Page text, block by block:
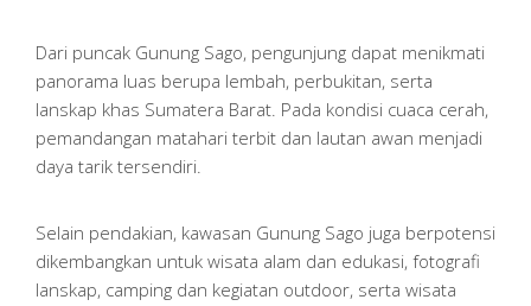
Dari puncak Gunung Sago, pengunjung dapat menikmati
panorama luas berupa lembah, perbukitan, serta
lanskap khas Sumatera Barat. Pada kondisi cuaca cerah,
pemandangan matahari terbit dan lautan awan menjadi
daya tarik tersendiri.
Selain pendakian, kawasan Gunung Sago juga berpotensi
dikembangkan untuk wisata alam dan edukasi, fotografi
lanskap, camping dan kegiatan outdoor, serta wisata